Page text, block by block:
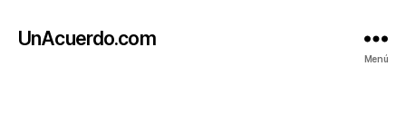
UnAcuerdo.com
Menú